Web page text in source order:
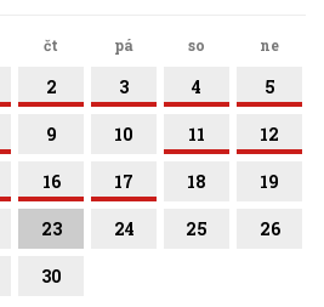
čt pá so ne
2 3 4 5
9 10 11 12
16 17 18 19
23 24 25 26
30